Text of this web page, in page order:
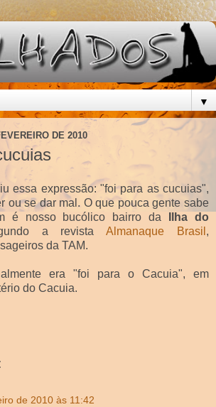
▼
DE 2010
essa expressão: "foi para as cucuias",
ou se dar mal. O que pouca gente sabe
é nosso bucólico bairro da
Ilha do
a revistaAlmanaque Brasil ,
da TAM.
era "foi para o Cacuia", em
do Cacuia.
de 2010 às 11:42